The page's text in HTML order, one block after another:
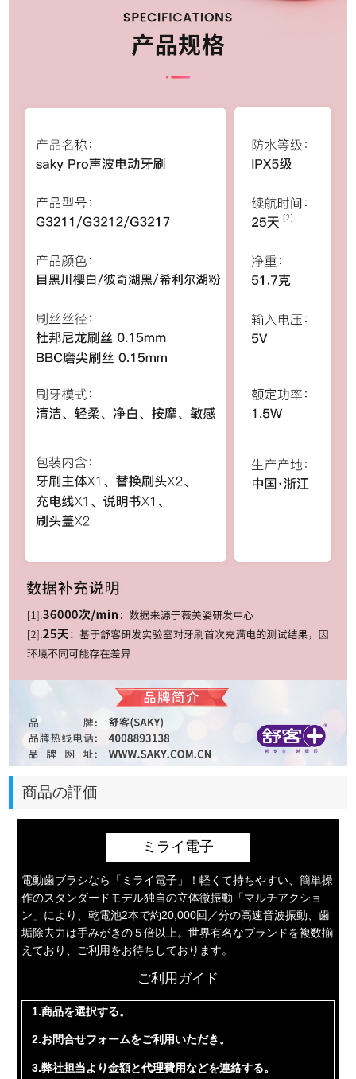
商品の評価
ミライ電子
電動歯ブラシなら「ミライ電子」！軽くて持ちやすい、簡単操
作のスタンダードモデル独自の立体微振動「マルチアクショ
ン」により、乾電池2本で約20,000回／分の高速音波振動、歯
垢除去力は手みがきの５倍以上。世界有名なブランドを複数揃
えており、ご利用をお待ちしております。
ご利用ガイド
1.商品を選択する。
2.お問合せフォームをご利用いただき。
3.弊社担当より金額と代理費用などを連絡する。